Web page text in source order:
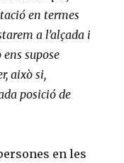
en termes
a l’alçada i
supose
això si,
posició de
en les